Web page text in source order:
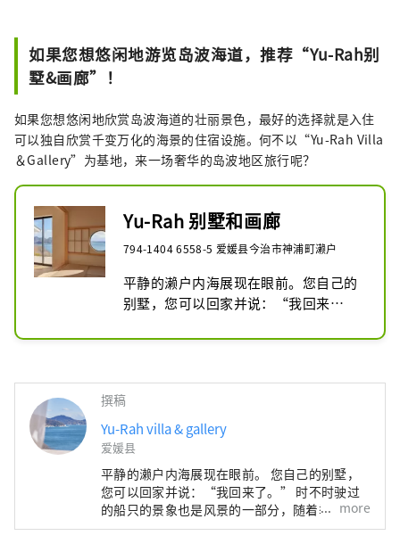
这座砖砌仓库建于 100 多年前，原为丝
线厂的兰花仓库。遗址上继承了1889年
来，因老化而面临生存危机，但在当地
志愿者的保护活动帮助下，对砖砌仓库
进行了翻新，桌椅均采用西式古董和当
地老房子的物品制作，再现了当年的风
貌。充满明治时代气息的“卧龙砖仓
库”重生。
如果您想悠闲地游览岛波海道，推荐“Yu-Rah别
墅&画廊”！
如果您想悠闲地欣赏岛波海道的壮丽景色，最好的选择就是入住
可以独自欣赏千变万化的海景的住宿设施。何不以“Yu-Rah Villa
＆Gallery”为基地，来一场奢华的岛波地区旅行呢？
Yu-Rah 别墅和画廊
794-1404 6558-5 爱媛县今治市神浦町濑户
平静的濑户内海展现在眼前。您自己的
别墅，您可以回家并说：“我回来
时不时驶过的船只的景象也是风景的一
一种完全非面对面的方式来保护您的隐
私。请在“Yu-Rah”度过您自己的时
光。
撰稿
Yu-Rah villa & gallery
爱媛县
平静的濑户内海展现在眼前。 您自己的别墅，
您可以回家并说：“我回来了。” 时不时驶过
的船只的景象也是风景的一部分，随着季节和时
间的不同而变化。 一种完全非面对面的方式来
more